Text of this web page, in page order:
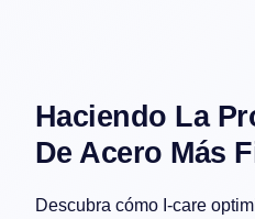
Haciendo La
De Acero Más
Descubra cómo I-care